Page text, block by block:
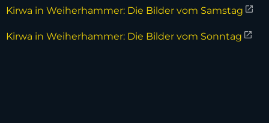
Kirwa in Weiherhammer: Die Bilder vom Samstag
Kirwa in Weiherhammer: Die Bilder vom Sonntag